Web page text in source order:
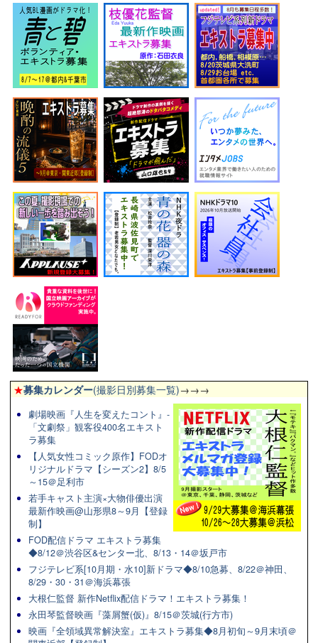
★募集カレンダー(撮影日別募集一覧)→→→
劇場映画『人生を変えたコント』-
「文劇祭」観客役400名エキスト
ラ募集
【人気女性コミック原作】FODオ
リジナルドラマ【シーズン2】8/5
～15＠足利市
若手キャスト主演×大物俳優出演
最新作映画@山形県8～9月【登録
制】
FOD配信ドラマ エキストラ募集
◆8/12＠渋谷区&センター北、8/13・14＠坂戸市
フジテレビ系[10月期・水10]新ドラマ◆8/10急募、8/22＠神田、
8/29・30・31＠海浜幕張
大根仁監督 新作Netflix配信ドラマ！エキストラ募集！
永田琴監督映画『藻屑蟹(仮)』8/15＠茨城(行方市)
映画『全領域異常解決室』エキストラ募集◆8月初旬～9月末頃＠